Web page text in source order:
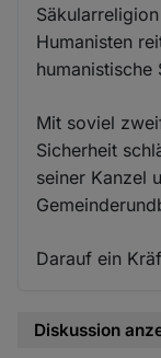
Humanisten
humanistische
Mit soviel
Sicherheit
seiner Kanzel
Darauf ein
Diskussion